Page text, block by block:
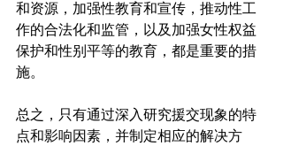
和资源，加强性教育和宣传，推动性工
作的合法化和监管，以及加强女性权益
保护和性别平等的教育，都是重要的措
施。
总之，只有通过深入研究援交现象的特
点和影响因素，并制定相应的解决方